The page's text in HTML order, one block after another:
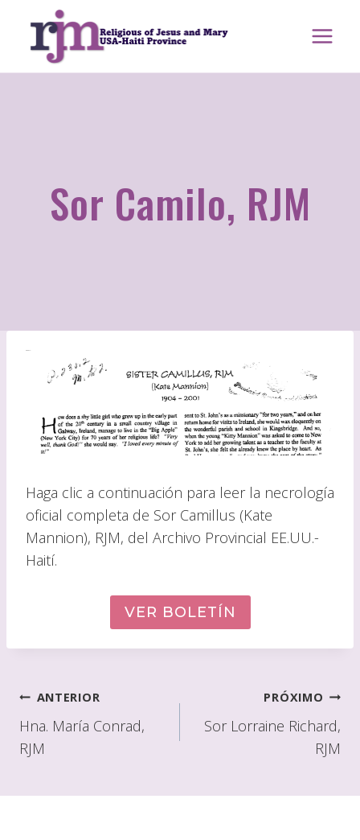
contenido
Sor Camilo, RJM
Haga clic a continuación para leer la necrología
oficial completa de Sor Camillus (Kate
Mannion), RJM, del Archivo Provincial EE.UU.-
Haití.
VER BOLETÍN
Navegación
de
entradas
ANTERIOR
Hna. María Conrad,
RJM
PRÓXIMO
Sor Lorraine Richard,
RJM